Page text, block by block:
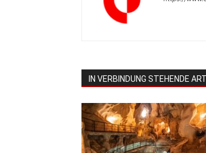
IN VERBINDUNG STEHENDE